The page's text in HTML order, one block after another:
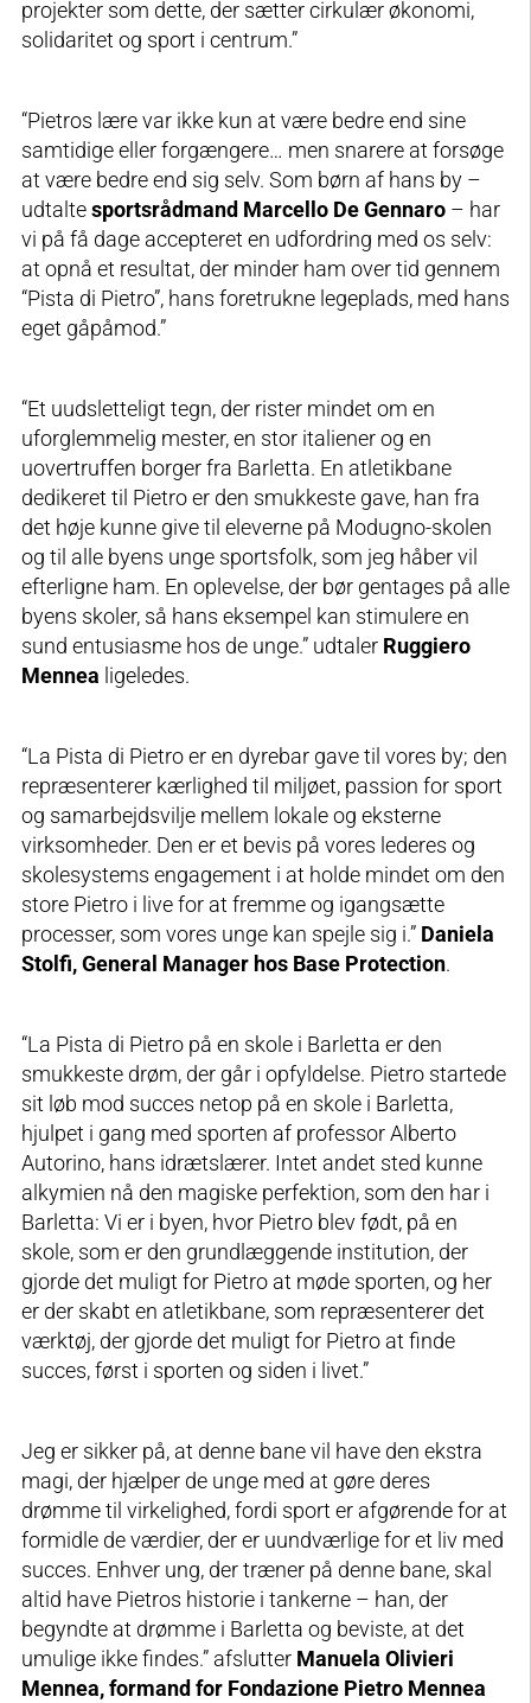
projekter som dette, der sætter cirkulær økonomi,
solidaritet og sport i centrum.”
“Pietros lære var ikke kun at være bedre end sine
samtidige eller forgængere… men snarere at forsøge
at være bedre end sig selv. Som børn af hans by –
udtaltesportsrådmand Marcello De Gennaro – har
vi på få dage accepteret en udfordring med os selv:
at opnå et resultat, der minder ham over tid gennem
“Pista di Pietro”, hans foretrukne legeplads, med hans
eget gåpåmod.”
“Et uudsletteligt tegn, der rister mindet om en
uforglemmelig mester, en stor italiener og en
uovertruffen borger fra Barletta. En atletikbane
dedikeret til Pietro er den smukkeste gave, han fra
det høje kunne give til eleverne på Modugno-skolen
og til alle byens unge sportsfolk, som jeg håber vil
efterligne ham. En oplevelse, der bør gentages på alle
byens skoler, så hans eksempel kan stimulere en
sund entusiasme hos de unge.” udtaler Ruggiero
Mennea ligeledes.
“La Pista di Pietro er en dyrebar gave til vores by; den
repræsenterer kærlighed til miljøet, passion for sport
og samarbejdsvilje mellem lokale og eksterne
virksomheder. Den er et bevis på vores lederes og
skolesystems engagement i at holde mindet om den
store Pietro i live for at fremme og igangsætte
processer, som vores unge kan spejle sig i.” Daniela
Stolfi, General Manager hos Base Protection.
“La Pista di Pietro på en skole i Barletta er den
smukkeste drøm, der går i opfyldelse. Pietro startede
sit løb mod succes netop på en skole i Barletta,
hjulpet i gang med sporten af professor Alberto
Autorino, hans idrætslærer. Intet andet sted kunne
alkymien nå den magiske perfektion, som den har i
Barletta: Vi er i byen, hvor Pietro blev født, på en
skole, som er den grundlæggende institution, der
gjorde det muligt for Pietro at møde sporten, og her
er der skabt en atletikbane, som repræsenterer det
værktøj, der gjorde det muligt for Pietro at finde
succes, først i sporten og siden i livet.”
Jeg er sikker på, at denne bane vil have den ekstra
magi, der hjælper de unge med at gøre deres
drømme til virkelighed, fordi sport er afgørende for at
formidle de værdier, der er uundværlige for et liv med
succes. Enhver ung, der træner på denne bane, skal
altid have Pietros historie i tankerne – han, der
begyndte at drømme i Barletta og beviste, at det
umulige ikke findes.” afslutter Manuela Olivieri
Mennea, formand for Fondazione Pietro Mennea